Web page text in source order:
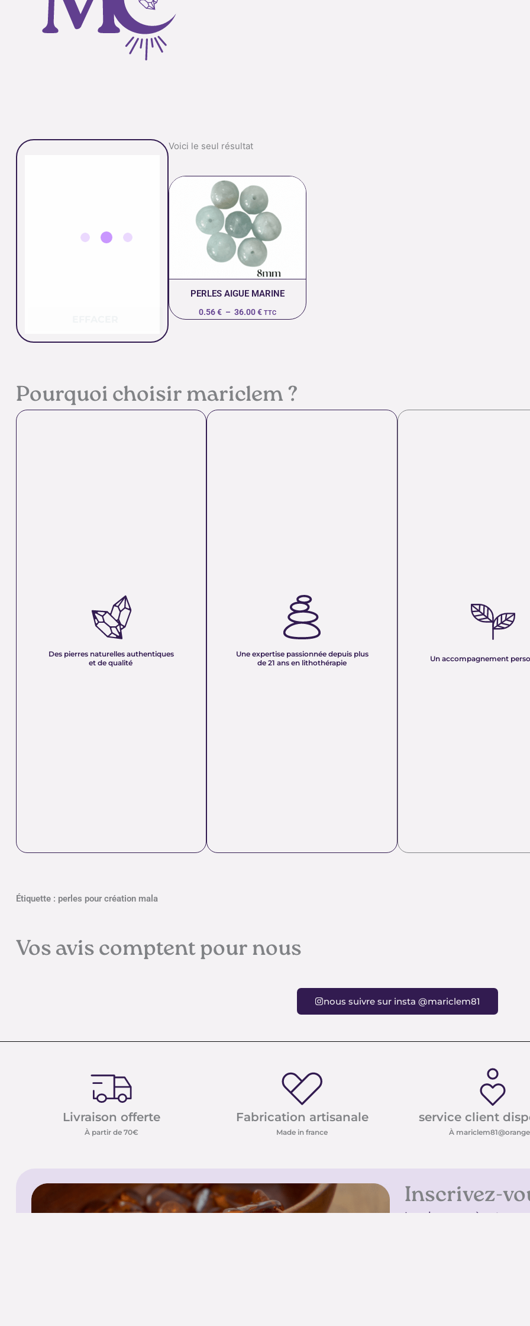
Voici le seul résultat
PERLES AIGUE MARINE
0.56€ – 36.00€
de
prix :
0.56 €
à
36.00 €
TTC
Pourquoi choisir mariclem ?
Des pierres naturelles authentiques
et de qualité
AUTHENTIQUES ET DE QUALITÉ :
Nous sélectionnons rigoureusement nos
minéraux pour vous offrir des pierres 100 %
pure. Chaque cristal est choisi pour sa beauté, sa
vibration et son authenticité afin de vous garantir
Une expertise passionnée depuis plus
de 21 ans en lithothérapie
PLUS DE 21 ANS EN LITHOTHÉRAPIE :
Forte d’une expérience de plus de deux
décennies, notre équipe vous partage son savoir
mettons nos connaissances en lithothérapie à
votre service pour vous accompagner dans votre
Un accompagnement
Nous sélectionnons
minéraux pour vous offrir des
naturelles, non traitées et chargées
vibration et son authenticité afin
un produit à la hauteur de vos
Étiquette : perles pour création mala
Vos avis comptent pour nous
nous suivre sur insta @mariclem81
Livraison offerte
À partir de 70€
Fabrication artisanale
Made in france
service client
À
Inscrivez-
Inscrivez-vous à notre